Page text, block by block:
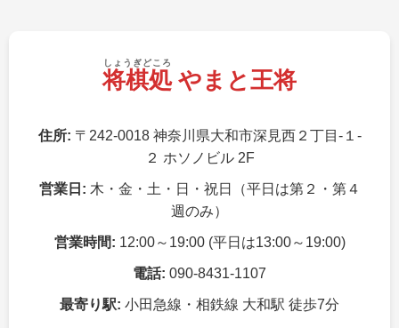
将棋処
しょうぎどころ
やまと王将
住所: 〒242-0018 神奈川県大和市深見西２丁目-１-
２ ホソノビル 2F
営業日: 木・金・土・日・祝日（平日は第２・第４
週のみ）
営業時間: 12:00～19:00 (平日は13:00～19:00)
電話: 090-8431-1107
最寄り駅: 小田急線・相鉄線 大和駅 徒歩7分